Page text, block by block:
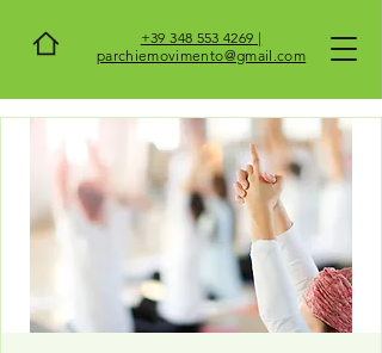
+39 348 553 4269 |
parchiemovimento@gmail.com